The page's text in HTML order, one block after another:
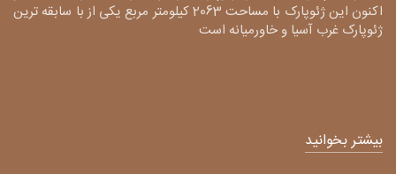
اکنون این ژئوپارک با مساحت 2063 کیلومتر مربع یکی از با سابقه ترین
ژئوپارک غرب آسیا و خاورمیانه است
بیشتر بخوانید